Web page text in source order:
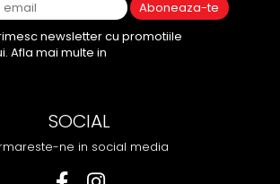
newsletter cu promotiile
Afla mai multe in
SOCIAL
ne in social media